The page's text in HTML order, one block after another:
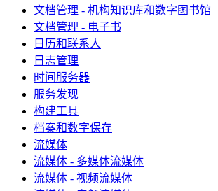
文档管理 - 机构知识库和数字图书馆
文档管理 - 电子书
日历和联系人
日志管理
时间服务器
服务发现
构建工具
档案和数字保存
流媒体
流媒体 - 多媒体流媒体
流媒体 - 视频流媒体